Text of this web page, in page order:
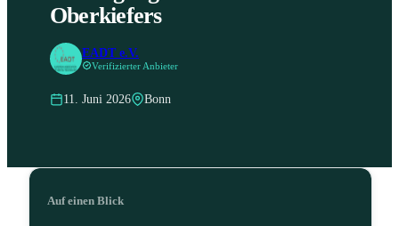
Oberkiefers
EADT e.V.
Verifizierter Anbieter
11. Juni 2026 Bonn
Auf einen Blick